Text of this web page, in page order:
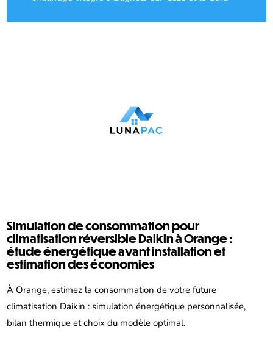
Simulation de consommation pour
climatisation réversible Daikin à Orange :
étude énergétique avant installation et
estimation des économies
À Orange, estimez la consommation de votre future
climatisation Daikin : simulation énergétique personnalisée,
bilan thermique et choix du modèle optimal.